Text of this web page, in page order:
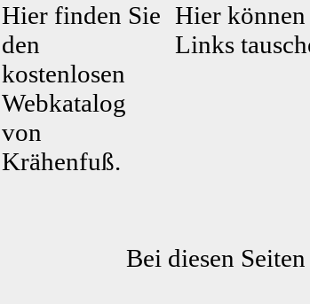
Hier finden Sie
den
kostenlosen
Webkatalog
von
Krähenfuß.
Hier
Links
Bei diesen